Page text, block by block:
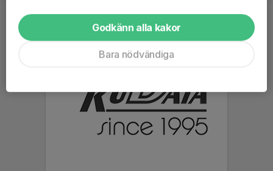
Godkänn alla kakor
Bara nödvändiga